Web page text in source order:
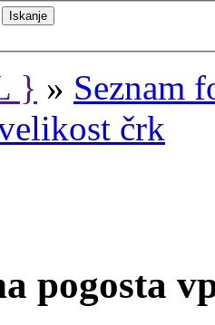
} » Seznam
črk
pogosta